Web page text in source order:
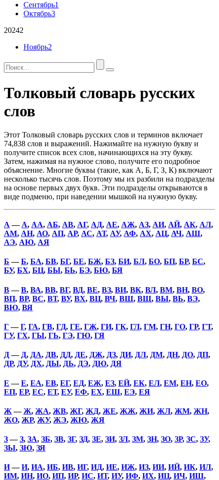
Сентябрь1
Октябрь3
20242
Ноябрь2
Толковый словарь русских
слов
Этот Толковый словарь русских слов и терминов включает
74,838 слов и выражений. Нажимайте на нужную букву и
получите список всех слов, начинающихся на эту букву.
Затем, нажимая на нужное слово, получите его подробное
объяснение. Многие буквы (такие, как А, Б, Г, З, К) включают
несколько тысячь слов. Поэтому мы их разбили на подразделы
на основе первых двух букв. Эти подразделы открываются в
виде подменю, при наведении мышкой на нужную букву.
А — А, АА, АБ, АВ, АГ, АД, АЕ, АЖ, АЗ, АИ, АЙ, АК, АЛ,
АМ, АН, АО, АП, АР, АС, АТ, АУ, АФ, АХ, АЦ, АЧ, АШ,
АЭ, АЮ, АЯ
Б —Б, БА, БВ, БГ, БЕ, БЖ, БЗ, БИ, БЛ, БО, БП, БР, БС,
БУ, БХ, БЦ, БЫ, БЬ, БЭ, БЮ, БЯ
В—В, ВА, ВВ, ВГ, ВД, ВЕ, ВЗ, ВИ, ВК, ВЛ, ВМ, ВН, ВО,
ВП, ВР, ВС, ВТ, ВУ, ВХ, ВЦ, ВЧ, ВШ, ВЩ, ВЫ, ВЬ, ВЭ,
ВЮ, ВЯ
Г—Г, ГА, ГВ, ГД, ГЕ, ГЖ, ГИ, ГК, ГЛ, ГМ, ГН, ГО, ГР, ГТ,
ГУ, ГХ, ГЫ, ГЬ, ГЭ, ГЮ, ГЯ
Д— Д, ДА, ДВ, ДД, ДЕ, ДЖ, ДЗ, ДИ, ДЛ, ДМ, ДН, ДО, ДП,
ДР, ДУ, ДХ, ДЫ, ДЬ, ДЭ, ДЮ, ДЯ
Е —Е, ЕА, ЕВ, ЕГ, ЕД, ЕЖ, ЕЗ, ЕЙ, ЕК, ЕЛ, ЕМ, ЕН, ЕО,
ЕП, ЕР, ЕС, ЕТ, ЕУ, ЕФ, ЕХ, ЕШ, ЕЭ, ЕЯ
Ж —Ж, ЖА, ЖВ, ЖГ, ЖД, ЖЕ, ЖЖ, ЖИ, ЖЛ, ЖМ, ЖН,
ЖО, ЖР, ЖУ, ЖЭ, ЖЮ, ЖЯ
З—З, ЗА, ЗБ, ЗВ, ЗГ, ЗД, ЗЕ, ЗИ, ЗЛ, ЗМ, ЗН, ЗО, ЗР, ЗС, ЗУ,
ЗЫ, ЗЮ, ЗЯ
И—И, ИА, ИБ, ИВ, ИГ, ИД, ИЕ, ИЖ, ИЗ, ИИ, ИЙ, ИК, ИЛ,
ИМ, ИН, ИО, ИП, ИР, ИС, ИТ, ИУ, ИФ, ИХ, ИЦ, ИЧ, ИШ,